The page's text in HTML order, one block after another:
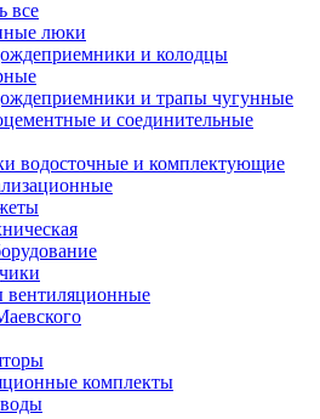
все
люки
и колодцы
и трапы чугунные
и соединительные
водосточные и комплектующие
вентиляционные
комплекты